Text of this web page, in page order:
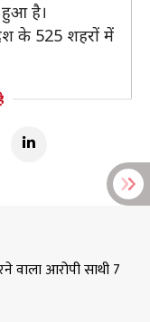
हुआ है।
के 525 शहरों में
वाला आरोपी साथी 7